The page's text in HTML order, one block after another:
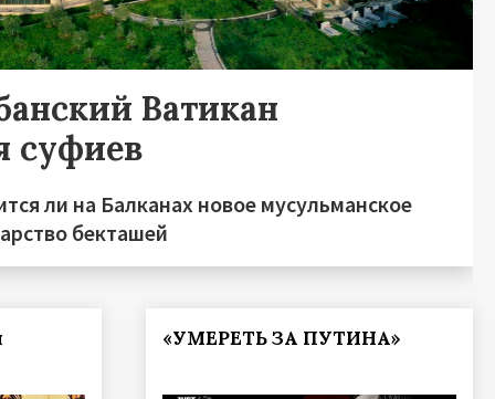
Ватикан
суфиев
ли на Балканах новое мусульманское
бекташей
«УМЕРЕТЬ ЗА ПУТИНА»